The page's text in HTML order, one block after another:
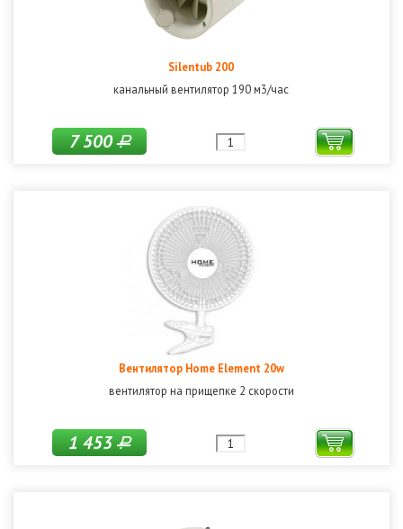
Silentub 200
канальный вентилятор 190 м3/час
7 500Р
Вентилятор Home Element 20w
вентилятор на прищепке 2 скорости
1 453Р